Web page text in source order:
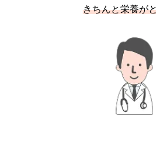
きちんと栄養が